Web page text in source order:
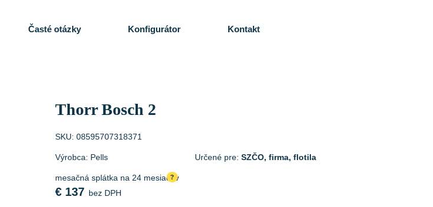
Časté otázky Konfigurátor Kontakt
Thorr Bosch 2
SKU: 08595707318371
Výrobca: Pells Určené pre: SZČO, firma, flotila
?
mesačná splátka na 24 mesiacov
€ 137 bez DPH